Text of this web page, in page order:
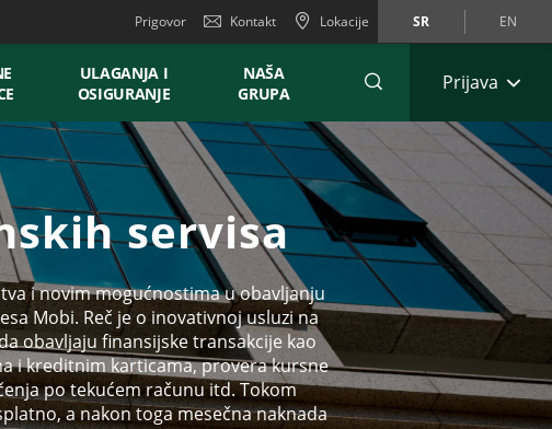
Prigovor Kontakt Lokacije SR EN
ULAGANJA I
OSIGURANJE
NAŠA
GRUPA
Prijava
servisa
i novim mogućnostima u obavljanju
Mobi. Reč je o inovativnoj usluzi na
obavljaju finansijske transakcije kao
i kreditnim karticama, provera kursne
po tekućem računu itd. Tokom
a nakon toga mesečna naknada